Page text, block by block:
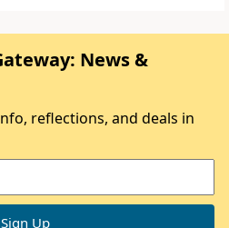
News &
reflections, and deals in